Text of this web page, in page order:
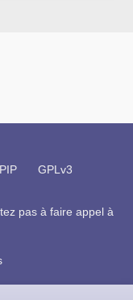
GPLv3
pas à faire appel à